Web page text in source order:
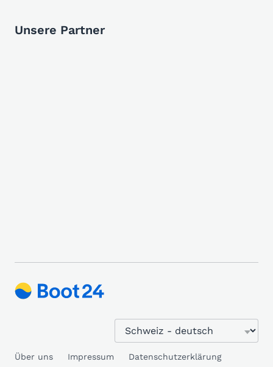
Unsere Partner
Über uns Impressum
Datenschutzerklärung